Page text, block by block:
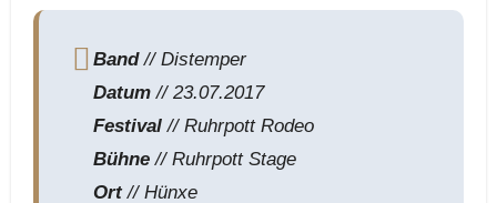
Band// Distemper
Datum// 23.07.2017
Festival// Ruhrpott Rodeo
Bühne// Ruhrpott Stage
Ort// Hünxe